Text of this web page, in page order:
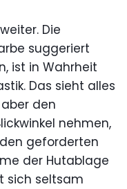
Die
suggeriert
ist in Wahrheit
Das sieht alles
den
nehmen,
geforderten
der Hutablage
sich seltsam